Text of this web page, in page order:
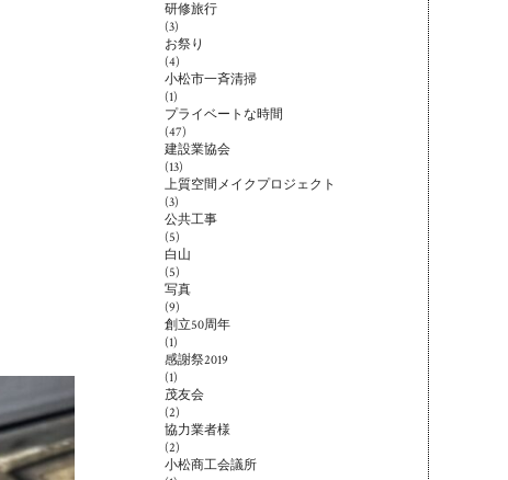
研修旅行
(3)
お祭り
(4)
小松市一斉清掃
(1)
プライベートな時間
(47)
建設業協会
(13)
上質空間メイクプロジェクト
(3)
公共工事
(5)
白山
(5)
写真
(9)
創立50周年
(1)
感謝祭2019
(1)
茂友会
(2)
協力業者様
(2)
小松商工会議所